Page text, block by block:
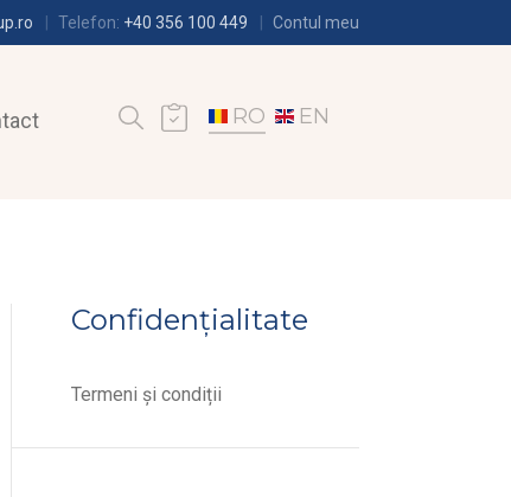
Telefon: +40 356 100 449 Contul meu
RO EN
Confidențialitate
Termeni și condiții